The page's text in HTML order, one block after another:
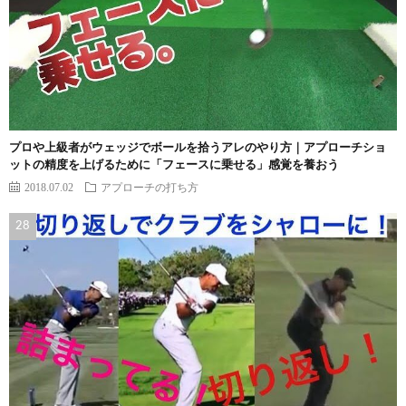
プロや上級者がウェッジでボールを拾うアレのやり方｜アプローチショ
ットの精度を上げるために「フェースに乗せる」感覚を養おう
2018.07.02 アプローチの打ち方